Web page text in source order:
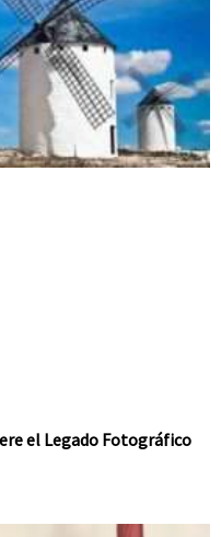
el Legado Fotográfico